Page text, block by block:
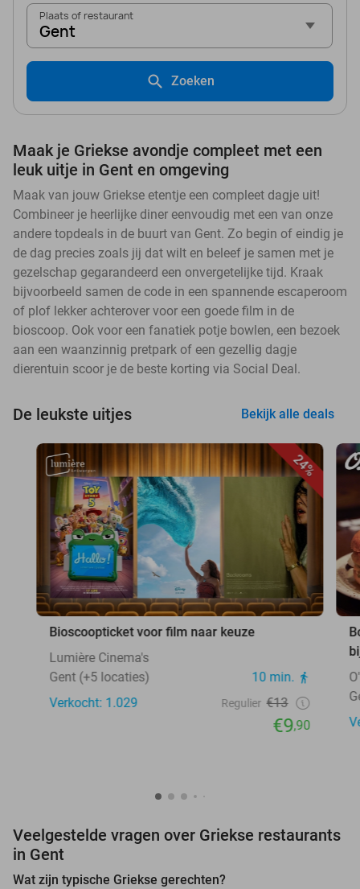
Plaats of restaurant
Gent
Zoeken
Maak je Griekse avondje compleet met een
leuk uitje in Gent en omgeving
Maak van jouw Griekse etentje een compleet dagje uit!
Combineer je heerlijke diner eenvoudig met een van onze
andere topdeals in de buurt van Gent. Zo begin of eindig je
de dag precies zoals jij dat wilt en beleef je samen met je
gezelschap gegarandeerd een onvergetelijke tijd. Kraak
bijvoorbeeld samen de code in een spannende escaperoom
of plof lekker achterover voor een goede film in de
bioscoop. Ook voor een fanatiek potje bowlen, een bezoek
aan een waanzinnig pretpark of een gezellig dagje
dierentuin scoor je de beste korting via Social Deal.
De leukste uitjes Bekijk alle deals
24%
Bioscoopticket voor film naar keuze
Lumière Cinema's
Gent (+5 locaties)
10 min.
Verkocht: 1.029
Regulier €13
€9,90
Veelgestelde vragen over Griekse restaurants
in Gent
Wat zijn typische Griekse gerechten?